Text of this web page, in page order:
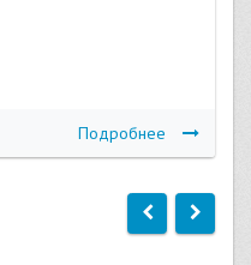
Подробнее